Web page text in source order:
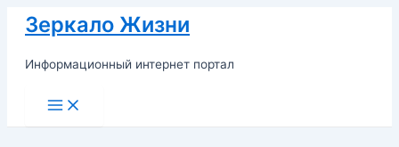
Перейти
содержимому
Зеркало Жизни
Информационный интернет портал
Main
Menu